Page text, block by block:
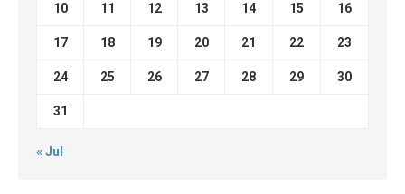
10 11 12 13 14 15 16
17 18 19 20 21 22 23
24 25 26 27 28 29 30
31
« Jul